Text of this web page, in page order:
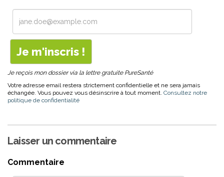
Je reçois mon dossier via la lettre gratuite PureSanté
Votre adresse email restera strictement confidentielle et ne sera jamais
échangée. Vous pouvez vous désinscrire à tout moment. Consultez notre
politique de confidentialité
Laisser un commentaire
Commentaire